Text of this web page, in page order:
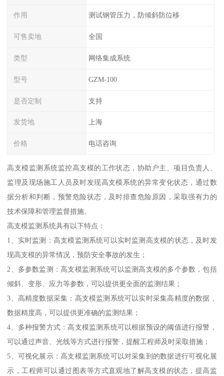
作用 测试钢管压力，防倾斜防位移
可售卖地 全国
类型 网络集成系统
型号 GZM-100
是否定制 支持
发货地 上海
价格 电话咨询
高支模监测系统监控高支模的工作状态，协助户主、项目负责人、
监理及现场施工人员及时发现高支模系统的异常变化状态，通过数
据分析和判断，预警危险状态，及时排查危险原因，采取强有力的
技术保障和管理监督措施。
高支模监测系统具有以下特点：
1、实时监测：高支模监测系统可以实时监测高支模的状态，及时发
现高支模的异常情况，预防安全事故的发生；
2、多参数监测：高支模监测系统可以监测高支模的多个参数，包括
倾斜、变形、应力等参数，可以提供更全面的监测结果；
3、高精度数据采集：高支模监测系统可以实时采集高精度的数据，
数据精度高，可以提供更准确的监测结果；
4、多种报警方式：高支模监测系统可以根据预设的阈值进行报警，
可以通过声音、光线等方式进行报警，提醒工程师及时采取措施；
5、可视化展示：高支模监测系统可以对采集到的数据进行可视化展
示，工程师可以通过图表等方式直观地了解高支模的状态，提高监